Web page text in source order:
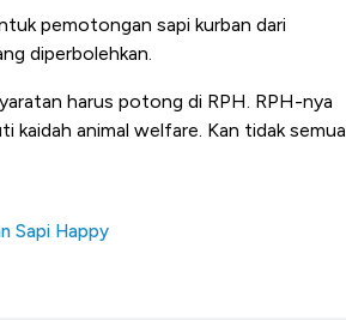
pemotongan sapi kurban dari
diperbolehkan.
harus potong di RPH. RPH-nya
animal welfare. Kan tidak semua
Sapi Happy